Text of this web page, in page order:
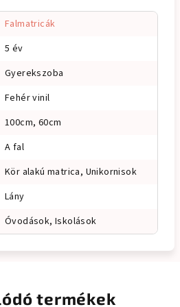
Falmatricák
5 év
Gyerekszoba
Fehér vinil
100cm, 60cm
A fal
Kör alakú matrica, Unikornisok
Lány
Óvodások, Iskolások
termékek